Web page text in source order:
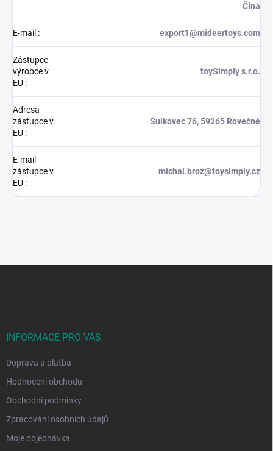
Čína
E-mail : export1@mideertoys.com
Zástupce
výrobce v
EU :
toySimply s.r.o.
Adresa
zástupce v
EU :
Sulkovec 76, 59265 Rovečné
E-mail
zástupce v
EU :
michal.broz@toysimply.cz
INFORMACE PRO VÁS
Doprava a platba
Hodnocení obchodu
Obchodní podmínky
Zpracování osobních údajů
Moje objednávka